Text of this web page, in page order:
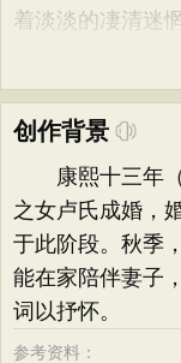
着淡淡的凄清迷
创作背景
康熙十三年（
之女卢氏成婚，
于此阶段。秋季
能在家陪伴妻子
词以抒怀。
参考资料：